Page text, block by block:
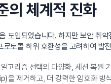
의 체계적 진화
도입되었습니다. 하지만 보안
토콜 하위 호환성을 고려하여 발
고리즘 선택의 다양화, 세션 복원
제거하고, 더 강력한 암호화 방